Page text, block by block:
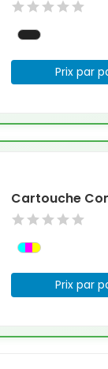
Prix par
Cartouche
Prix par